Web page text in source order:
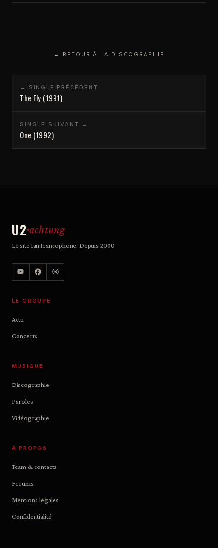
← RETOUR À LA DISCOGRAPHIE
← SINGLE PRÉCÉDENT
The Fly (1991)
SINGLE SUIVANT →
One (1992)
U2 achtung
Le site fan francophone. Depuis 2000
LE GROUPE
Actu
Concerts
MUSIQUE
Discographie
Paroles
Vidéographie
À PROPOS
Team & contacts
Forums
Mentions légales
Confidentialité